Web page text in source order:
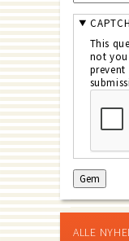
This
not
ALLE